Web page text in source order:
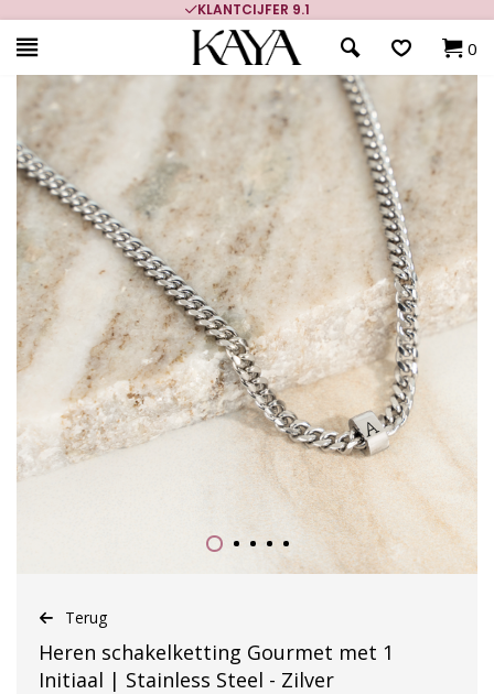
KLANTCIJFER 9.1
0
Terug
Heren schakelketting Gourmet met 1
Initiaal | Stainless Steel - Zilver